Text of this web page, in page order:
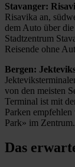
Stavanger:
Risavika an,
dem Auto über
Stadtzentrum
Reisende ohne
Bergen:
von den meisten
Terminal ist mit
Parken
Park» im Zentrum.
Das